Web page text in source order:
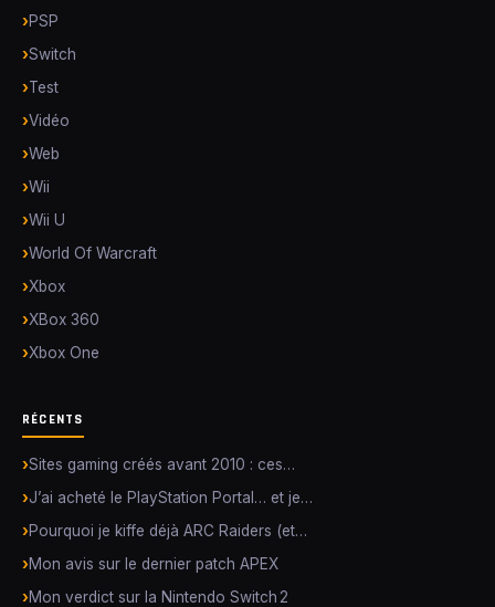
PSP
Switch
Test
Vidéo
Web
Wii
Wii U
World Of Warcraft
Xbox
XBox 360
Xbox One
RÉCENTS
Sites gaming créés avant 2010 : ces…
J’ai acheté le PlayStation Portal… et je…
Pourquoi je kiffe déjà ARC Raiders (et…
Mon avis sur le dernier patch APEX
Mon verdict sur la Nintendo Switch 2